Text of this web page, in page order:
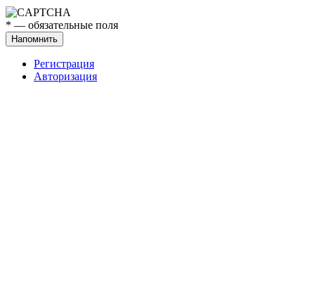
* — обязательные поля
Напомнить
Регистрация
Авторизация